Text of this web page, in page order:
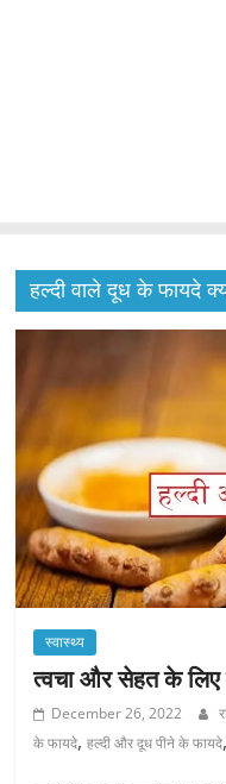
हल्दी वाले दूध के फायदे
स्वास्थ्य
त्वचा और सेहत के
December 26, 2022
के फायदे,हल्दी और दूध पीने के फायदे